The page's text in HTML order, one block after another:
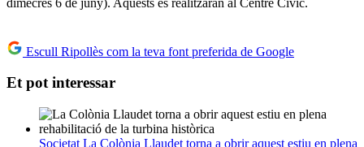
Escull Ripollès com la teva font preferida de Google
Et pot interessar
Societat La Colònia Llaudet torna a obrir aquest estiu en plena